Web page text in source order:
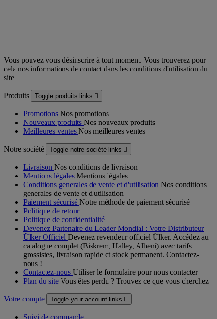
Vous pouvez vous désinscrire à tout moment. Vous trouverez pour
cela nos informations de contact dans les conditions d'utilisation du
site.
Produits Toggle produits links 
Promotions Nos promotions
Nouveaux produits Nos nouveaux produits
Meilleures ventes Nos meilleures ventes
Notre société Toggle notre société links 
Livraison Nos conditions de livraison
Mentions légales Mentions légales
Conditions generales de vente et d'utilisation Nos conditions
generales de vente et d'utilisation
Paiement sécurisé Notre méthode de paiement sécurisé
Politique de retour
Politique de confidentialité
Devenez Partenaire du Leader Mondial : Votre Distributeur
Ülker Officiel Devenez revendeur officiel Ülker. Accédez au
catalogue complet (Biskrem, Halley, Albeni) avec tarifs
grossistes, livraison rapide et stock permanent. Contactez-
nous !
Contactez-nous Utiliser le formulaire pour nous contacter
Plan du site Vous êtes perdu ? Trouvez ce que vous cherchez
Votre compte Toggle your account links 
Suivi de commande